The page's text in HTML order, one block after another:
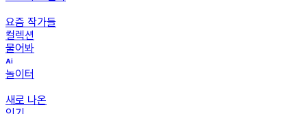
요즘 작가들
컬렉션
물어봐
놀이터
새로 나온